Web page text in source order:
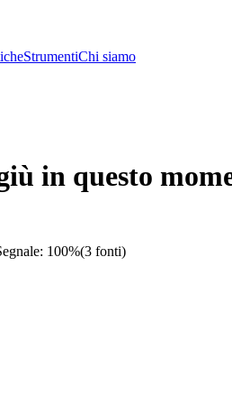
StrumentiChi siamo
in questo
100%(3 fonti)